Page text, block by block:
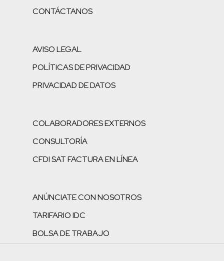
CONTÁCTANOS
AVISO LEGAL
POLÍTICAS DE PRIVACIDAD
PRIVACIDAD DE DATOS
COLABORADORES EXTERNOS
CONSULTORÍA
CFDI SAT FACTURA EN LÍNEA
ANÚNCIATE CON NOSOTROS
TARIFARIO IDC
BOLSA DE TRABAJO